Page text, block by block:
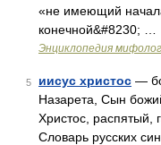
«не имеющий
конечной&#8230; …
Энциклопедия
5 иисус христос —
Назарета, Сын
Христос, распятый,
Словарь русских